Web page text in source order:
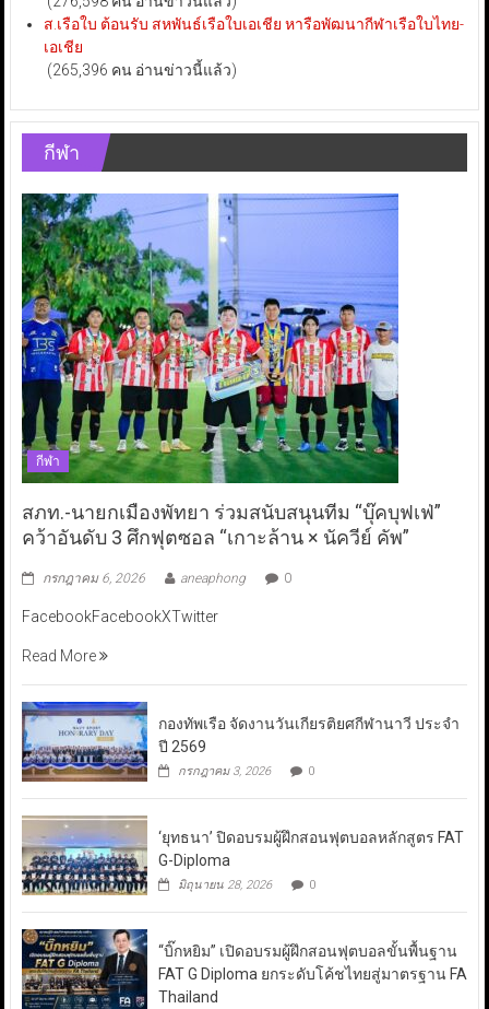
ส.เรือใบ ต้อนรับ สหพันธ์เรือใบเอเชีย หารือพัฒนากีฬาเรือใบไทย-
เอเชีย
(265,396 คน อ่านข่าวนี้แล้ว)
กีฬา
กีฬา
สภท.-นายกเมืองพัทยา ร่วมสนับสนุนทีม “บุ๊คบุฟเฟ่”
คว้าอันดับ 3 ศึกฟุตซอล “เกาะล้าน × นัควีย์ คัพ”
กรกฎาคม 6, 2026 aneaphong 0
FacebookFacebookXTwitter
Read More
กองทัพเรือ จัดงานวันเกียรติยศกีฬานาวี ประจำ
ปี 2569
กรกฎาคม 3, 2026 0
‘ยุทธนา’ ปิดอบรมผู้ฝึกสอนฟุตบอลหลักสูตร FAT
G-Diploma
มิถุนายน 28, 2026 0
“บิ๊กหยิม” เปิดอบรมผู้ฝึกสอนฟุตบอลขั้นพื้นฐาน
FAT G Diploma ยกระดับโค้ชไทยสู่มาตรฐาน FA
Thailand